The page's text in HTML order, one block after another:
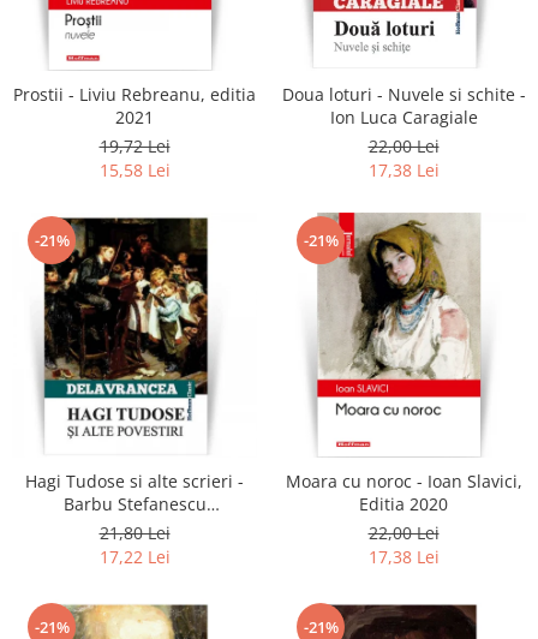
Literatura
Clasica
Contemporana
Non-fictiune
Calatorii
Memorii
Publicistica / Reportaje / Interviuri
Stiinte umaniste
Istorie
Sociologie si filozofie
Prostii - Liviu Rebreanu, editia
2021
19,72 Lei
15,58 Lei
Doua loturi - Nuvele si schite -
Ion Luca Caragiale
22,00 Lei
17,38 Lei
-21%
Hagi Tudose si alte scrieri -
Barbu Stefanescu
Delavrancea
21,80 Lei
17,22 Lei
-21%
Moara cu noroc - Ioan Slavici,
Editia 2020
22,00 Lei
17,38 Lei
-21% -21%